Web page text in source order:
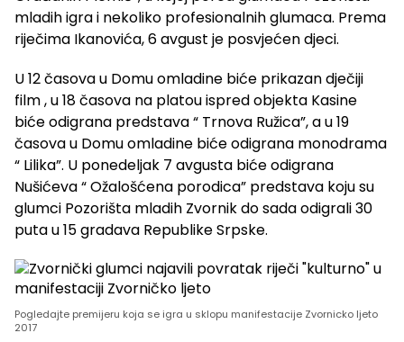
mladih igra i nekoliko profesionalnih glumaca. Prema
riječima Ikanovića, 6 avgust je posvjećen djeci.
U 12 časova u Domu omladine biće prikazan dječiji
film , u 18 časova na platou ispred objekta Kasine
biće odigrana predstava “ Trnova Ružica”, a u 19
časova u Domu omladine biće odigrana monodrama
“ Lilika”. U ponedeljak 7 avgusta biće odigrana
Nušićeva “ Ožalošćena porodica” predstava koju su
glumci Pozorišta mladih Zvornik do sada odigrali 30
puta u 15 gradava Republike Srpske.
Pogledajte premijeru koja se igra u sklopu manifestacije Zvornicko ljeto
2017